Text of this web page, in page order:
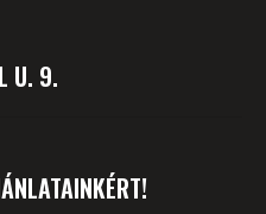
U. 9.